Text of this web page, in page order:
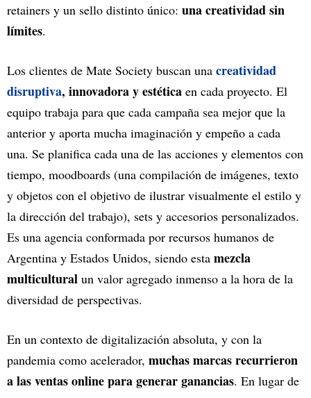
retainers y un sello distinto único: una creatividad sin
límites.
Los clientes de Mate Society buscan una creatividad
disruptiva, innovadora y estética en cada proyecto. El
equipo trabaja para que cada campaña sea mejor que la
anterior y aporta mucha imaginación y empeño a cada
una. Se planifica cada una de las acciones y elementos con
tiempo, moodboards (una compilación de imágenes, texto
y objetos con el objetivo de ilustrar visualmente el estilo y
la dirección del trabajo), sets y accesorios personalizados.
Es una agencia conformada por recursos humanos de
Argentina y Estados Unidos, siendo esta mezcla
multicultural un valor agregado inmenso a la hora de la
diversidad de perspectivas.
En un contexto de digitalización absoluta, y con la
pandemia como acelerador, muchas marcas recurrieron
a las ventas online para generar ganancias. En lugar de